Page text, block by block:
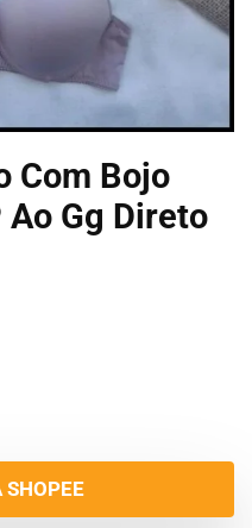
Com Bojo
Ao Gg Direto
SHOPEE